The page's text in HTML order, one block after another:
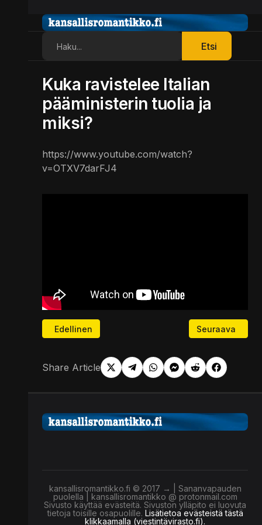
Etsi
Kuka ravistelee Italian
pääministerin tuolia ja
miksi?
https://www.youtube.com/watch?
v=OTXV7darFJ4
Edellinen artikkeli: Mihin suomalaisten eläkerahat
Edellinen Seuraava
Seuraava
Share Article
kansallisromantikko.fi © 2017 → | Sananvapauden
puolella | kansallisromantikko @ protonmail.com
Sivusto käyttää evästeitä. Sivuston ylläpito ei luovuta
tietoja toisille osapuolille. Lisätietoa evästeistä tästä
klikkaamalla (viestintävirasto.fi).